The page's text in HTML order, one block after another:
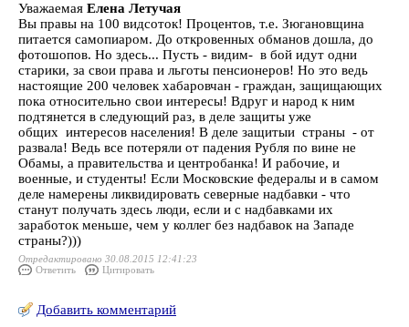
Уважаемая Елена Летучая
Вы правы на 100 видсоток! Процентов, т.е. Зюгановщина
питается самопиаром. До откровенных обманов дошла, до
фотошопов. Но здесь... Пусть - видим- в бой идут одни
старики, за свои права и льготы пенсионеров! Но это ведь
настоящие 200 человек хабаровчан - граждан, защищающих
пока относительно свои интересы! Вдруг и народ к ним
подтянется в следующий раз, в деле защиты уже
общих интересов населения! В деле защитыи страны - от
развала! Ведь все потеряли от падения Рубля по вине не
Обамы, а правительства и центробанка! И рабочие, и
военные, и студенты! Если Московские федералы и в самом
деле намерены ликвидировать северные надбавки - что
станут получать здесь люди, если и с надбавками их
заработок меньше, чем у коллег без надбавок на Западе
страны?)))
Отредактировано 30.08.2015 12:41:23
Ответить
Цитировать
Добавить комментарий